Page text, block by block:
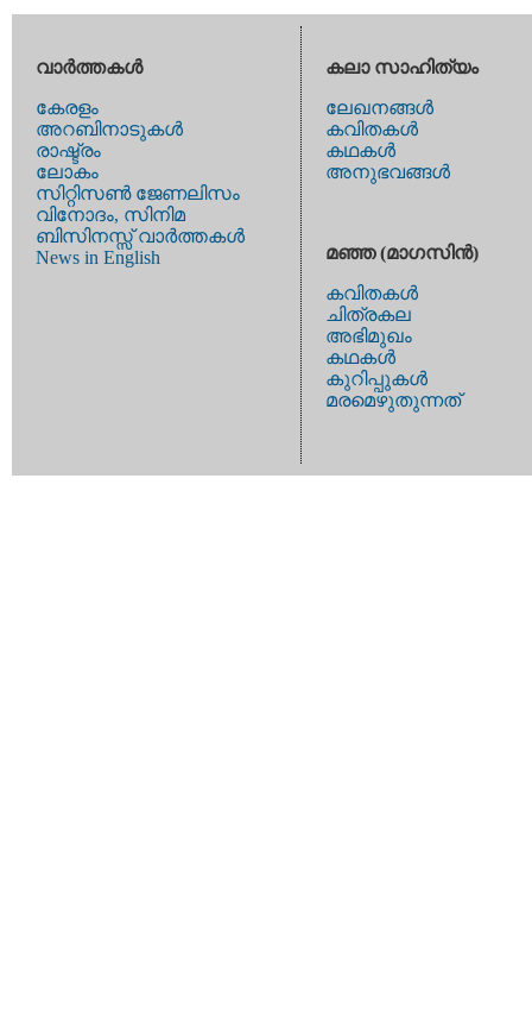
വാര്‍ത്തകള്‍
കേരളം
അറബിനാടുകള്‍
രാഷ്ട്രം
ലോകം
സിറ്റിസണ്‍ ജേണലിസം
വിനോദം, സിനിമ
ബിസിനസ്സ് വാര്‍ത്തകള്‍
News in English
കലാ സാഹിത്യം
ലേഖനങ്ങള്‍
കവിതകള്‍
കഥകള്‍
അനുഭവങ്ങള്‍
മഞ്ഞ (മാഗസിന്‍)
കവിതകള്‍
ചിത്രകല
അഭിമുഖം
കഥകള്‍
കുറിപ്പുകള്‍
മരമെഴുതുന്നത്